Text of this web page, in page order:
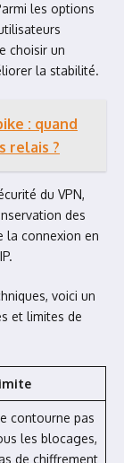
les options
choisir un
la stabilité.
: quand
relais ?
du VPN,
des
la connexion en
voici un
et limites de
contourne pas
les blocages,
de chiffrement